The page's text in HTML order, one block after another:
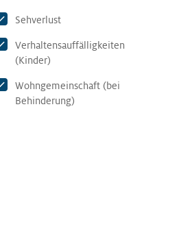
Sehverlust
Verhaltensauffälligkeiten
(Kinder)
Wohngemeinschaft (bei
Behinderung)